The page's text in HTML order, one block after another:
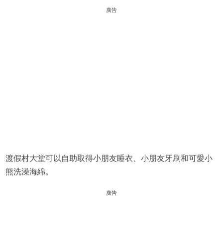
廣告
渡假村大堂可以自助取得小朋友睡衣、小朋友牙刷和可愛小
熊洗澡海綿。
廣告